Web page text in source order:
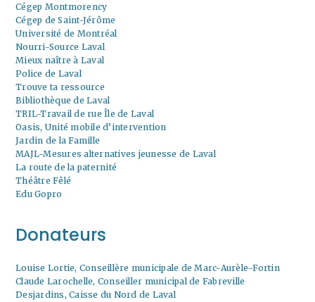
Cégep Montmorency
Cégep de Saint-Jérôme
Université de Montréal
Nourri-Source Laval
Mieux naître à Laval
Police de Laval
Trouve ta ressource
Bibliothèque de Laval
TRIL-Travail de rue Île de Laval
Oasis, Unité mobile d’intervention
Jardin de la Famille
MAJL-Mesures alternatives jeunesse de Laval
La route de la paternité
Théâtre Fêlé
Edu Gopro
Donateurs
Louise Lortie, Conseillère municipale de Marc-Aurèle-Fortin
Claude Larochelle, Conseiller municipal de Fabreville
Desjardins, Caisse du Nord de Laval